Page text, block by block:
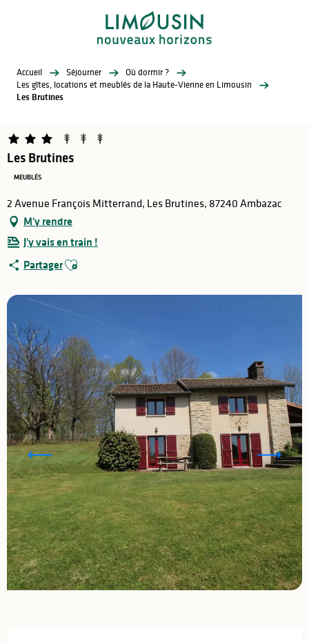
Accueil Séjourner
Où dormir ?
Les gîtes, locations et meublés de la Haute-Vienne en Limousin
Les Brutines
Les Brutines
MEUBLÉS
2 Avenue François Mitterrand, Les Brutines, 87240 Ambazac
M'y rendre
J'y vais en train !
PartagerAjouter aux favoris